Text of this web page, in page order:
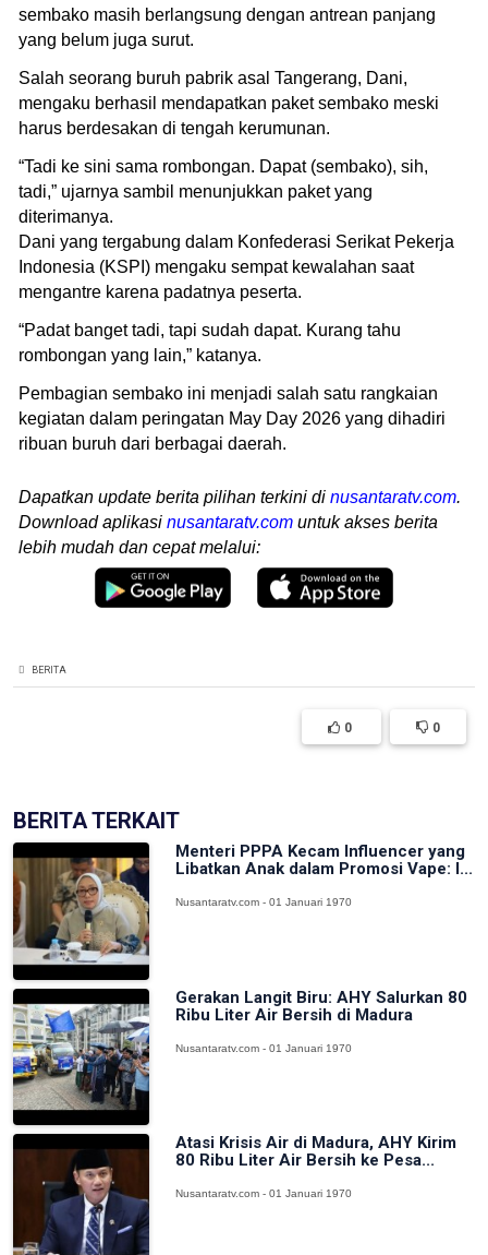
sembako masih berlangsung dengan antrean panjang
yang belum juga surut.
Salah seorang buruh pabrik asal Tangerang, Dani,
mengaku berhasil mendapatkan paket sembako meski
harus berdesakan di tengah kerumunan.
“Tadi ke sini sama rombongan. Dapat (sembako), sih,
tadi,” ujarnya sambil menunjukkan paket yang
diterimanya.
Dani yang tergabung dalam Konfederasi Serikat Pekerja
Indonesia (KSPI) mengaku sempat kewalahan saat
mengantre karena padatnya peserta.
“Padat banget tadi, tapi sudah dapat. Kurang tahu
rombongan yang lain,” katanya.
Pembagian sembako ini menjadi salah satu rangkaian
kegiatan dalam peringatan May Day 2026 yang dihadiri
ribuan buruh dari berbagai daerah.
Dapatkan update berita pilihan terkini di nusantaratv.com.
Download aplikasi nusantaratv.com untuk akses berita
lebih mudah dan cepat melalui:
BERITA
0 0
BERITA TERKAIT
Menteri PPPA Kecam Influencer yang
Libatkan Anak dalam Promosi Vape: I...
Nusantaratv.com - 01 Januari 1970
Gerakan Langit Biru: AHY Salurkan 80
Ribu Liter Air Bersih di Madura
Nusantaratv.com - 01 Januari 1970
Atasi Krisis Air di Madura, AHY Kirim
80 Ribu Liter Air Bersih ke Pesa...
Nusantaratv.com - 01 Januari 1970